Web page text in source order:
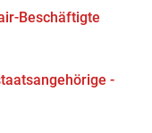
Beschäftigte
-